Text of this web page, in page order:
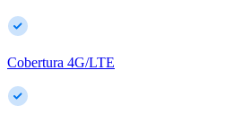
Cobertura 4G/LTE